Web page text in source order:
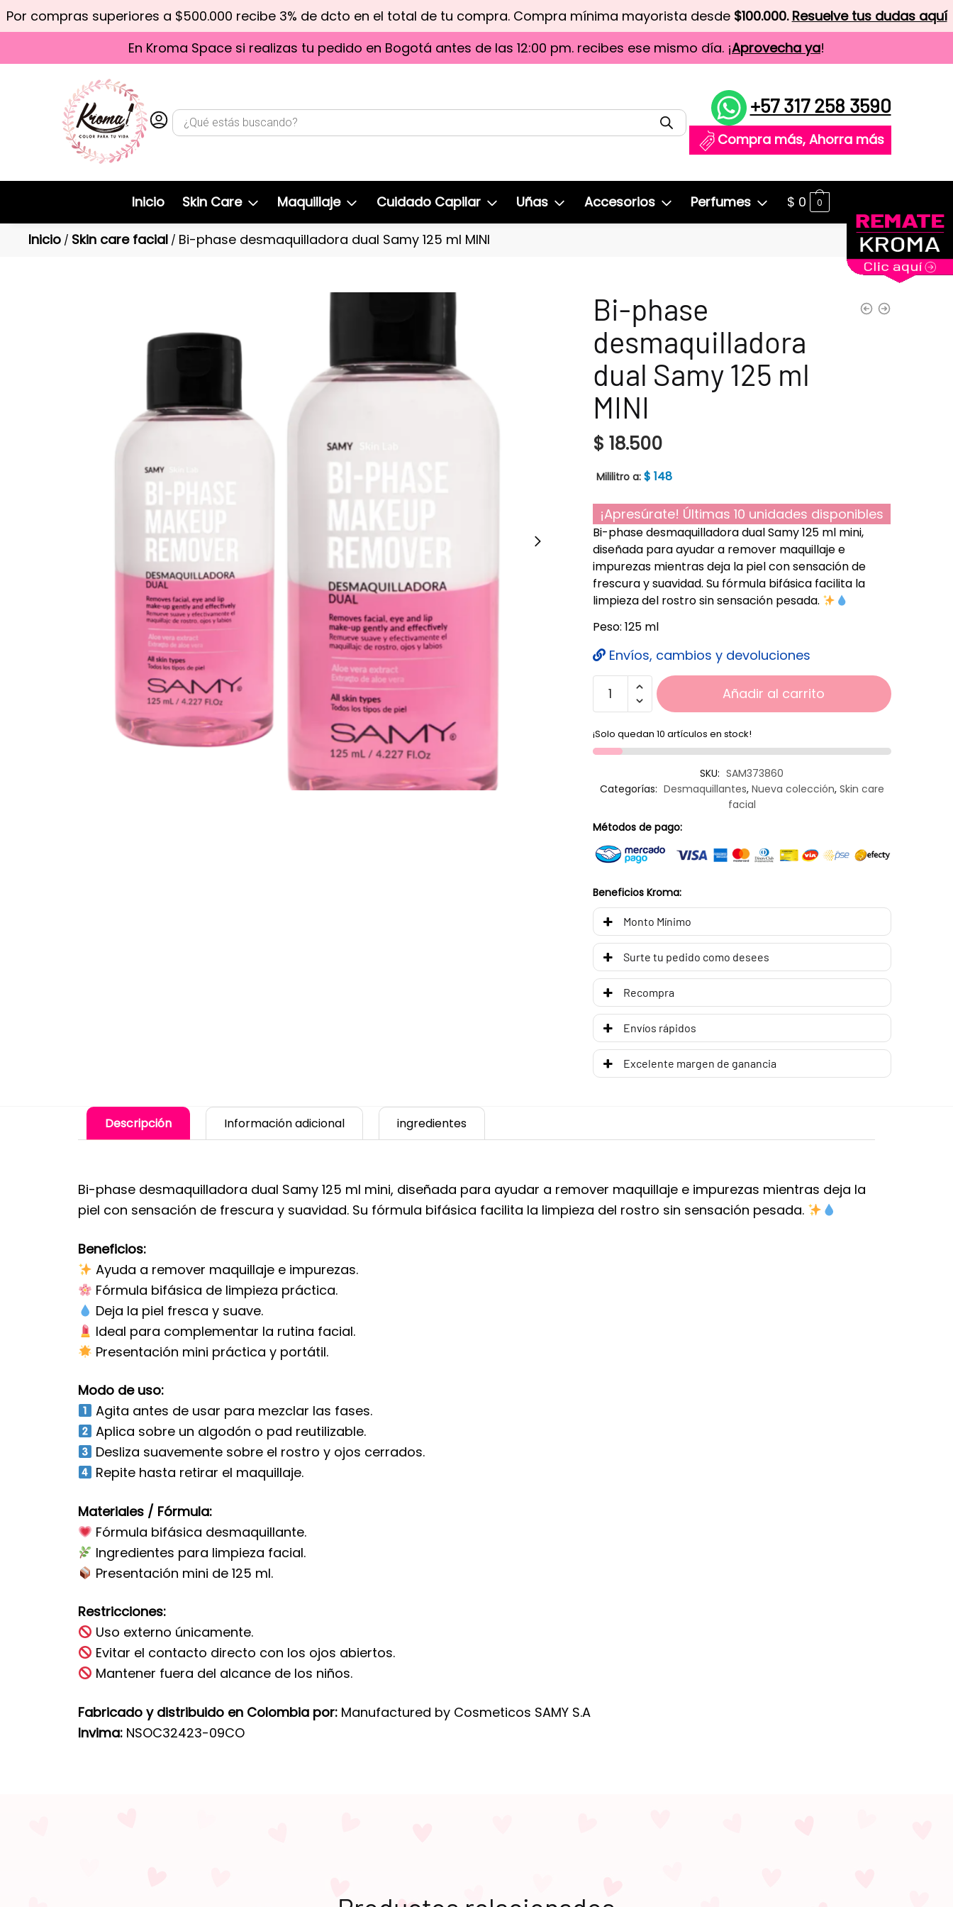
Por compras superiores a $500.000 recibe 3% de dcto en el total de tu compra. Compra mínima mayorista desde $100.000. Resuelve tus dudas aquí
En Kroma Space si realizas tu pedido en Bogotá antes de las 12:00 pm. recibes ese mismo día. ¡Aprovecha ya!
+57 317 258 3590
Compra más, Ahorra más
Inicio Skin Care Maquillaje Cuidado Capilar Uñas Accesorios Perfumes $ 0 0
Inicio / Skin care facial / Bi-phase desmaquilladora dual Samy 125 ml MINI
Bi-phase
desmaquilladora
dual Samy 125 ml
MINI
$ 18.500
Mililitro a: $ 148
¡Apresúrate! Últimas 10 unidades disponibles
Bi-phase desmaquilladora dual Samy 125 ml mini,
diseñada para ayudar a remover maquillaje e
impurezas mientras deja la piel con sensación de
frescura y suavidad. Su fórmula bifásica facilita la
limpieza del rostro sin sensación pesada.
Peso: 125 ml
Envíos, cambios y devoluciones
Añadir al carrito
¡Solo quedan 10 artículos en stock!
SKU: SAM373860
Categorías: Desmaquillantes, Nueva colección, Skin care
facial
Métodos de pago:
Beneficios Kroma:
Monto Mínimo
Surte tu pedido como desees
Recompra
Envíos rápidos
Excelente margen de ganancia
Descripción Información adicional ingredientes
Bi-phase desmaquilladora dual Samy 125 ml mini, diseñada para ayudar a remover maquillaje e impurezas mientras deja la
piel con sensación de frescura y suavidad. Su fórmula bifásica facilita la limpieza del rostro sin sensación pesada.
Beneficios:
Ayuda a remover maquillaje e impurezas.
Fórmula bifásica de limpieza práctica.
Deja la piel fresca y suave.
Ideal para complementar la rutina facial.
Presentación mini práctica y portátil.
Modo de uso:
Agita antes de usar para mezclar las fases.
Aplica sobre un algodón o pad reutilizable.
Desliza suavemente sobre el rostro y ojos cerrados.
Repite hasta retirar el maquillaje.
Materiales / Fórmula:
Fórmula bifásica desmaquillante.
Ingredientes para limpieza facial.
Presentación mini de 125 ml.
Restricciones:
Uso externo únicamente.
Evitar el contacto directo con los ojos abiertos.
Mantener fuera del alcance de los niños.
Fabricado y distribuido en Colombia por:Manufactured by Cosmeticos SAMY S.A
Invima: NSOC32423-09CO